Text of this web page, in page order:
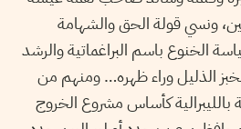
ونسي قولة الحق والشهامة
الخنوع باسم البراغماتية والرشد
الذليل وراء ظهره… ومنهم من
بالليبرالية كأساس مشروع الخروج